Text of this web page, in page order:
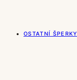
OSTATNÍ ŠPERKY